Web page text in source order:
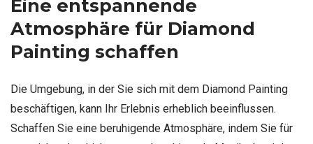
Eine entspannende
Atmosphäre für Diamond
Painting schaffen
Die Umgebung, in der Sie sich mit dem Diamond Painting
beschäftigen, kann Ihr Erlebnis erheblich beeinflussen.
Schaffen Sie eine beruhigende Atmosphäre, indem Sie für